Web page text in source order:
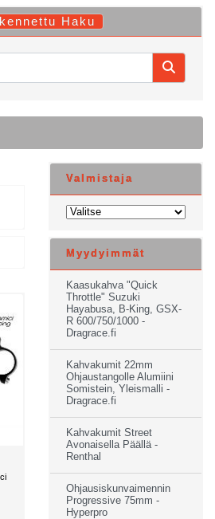
Haku
Valmistaja
Myydyimmät
Kaasukahva "Quick
Throttle" Suzuki
Hayabusa, B-King, GSX-
R 600/750/1000 -
Dragrace.fi
Kahvakumit 22mm
Ohjaustangolle Alumiini
Somistein, Yleismalli -
Dragrace.fi
Kahvakumit Street
Avonaisella Päällä -
Renthal
Ohjausiskunvaimennin
Progressive 75mm -
Hyperpro